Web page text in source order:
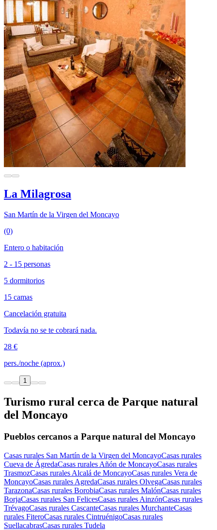
La Milagrosa
San Martín de la Virgen del Moncayo
(0)
Entero o habitación
2 - 15 personas
5 dormitorios
15 camas
Cancelación gratuita
Todavía no se te cobrará nada.
28 €
pers./noche (aprox.)
1
Turismo rural cerca de Parque natural
del Moncayo
Pueblos cercanos a Parque natural del Moncayo
Casas rurales San Martín de la Virgen del MoncayoCasas rurales
Cueva de ÁgredaCasas rurales Añón de MoncayoCasas rurales
TrasmozCasas rurales Alcalá de MoncayoCasas rurales Vera de
MoncayoCasas rurales AgredaCasas rurales OlvegaCasas rurales
TarazonaCasas rurales BorobiaCasas rurales MalónCasas rurales
BorjaCasas rurales San FelicesCasas rurales AinzónCasas rurales
TrévagoCasas rurales CascanteCasas rurales MurchanteCasas
rurales FiteroCasas rurales CintruénigoCasas rurales
SuellacabrasCasas rurales Tudela